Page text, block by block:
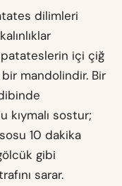
dilimleri
patateslerin içi çiğ
mandolindir. Bir
kıymalı sostur;
10 dakika
gibi
sarar.